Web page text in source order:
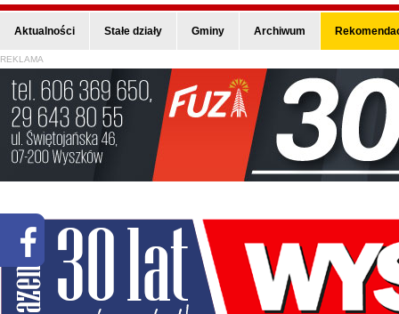
Aktualności Stałe działy Gminy Archiwum
REKLAMA